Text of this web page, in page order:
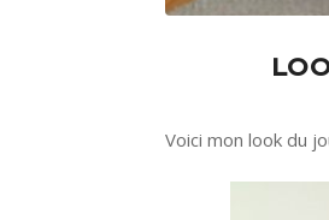
Voici mon look du